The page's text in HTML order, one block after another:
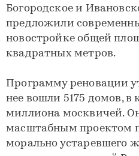
Богородское и
предложили
новостройке общей
квадратных метров.
Программу реновации
нее вошли 5175 домов, в
миллиона москвичей.
масштабным проектом
морально устаревшего